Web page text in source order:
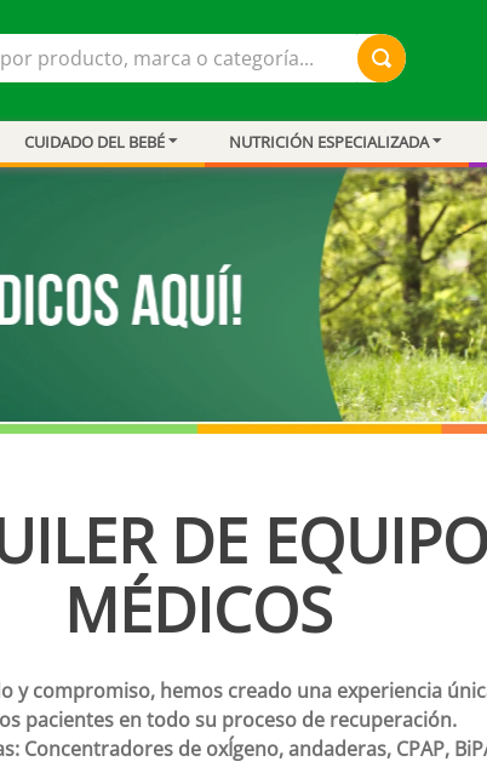
producto, marca o categoría...
CUIDADO DEL BEBÉ NUTRICIÓN ESPECIALIZADA
DE
MÉDICOS
y compromiso, hemos creado una experiencia
pacientes en todo su proceso de recuperación.
Concentradores de oxÍgeno, andaderas, CPAP,